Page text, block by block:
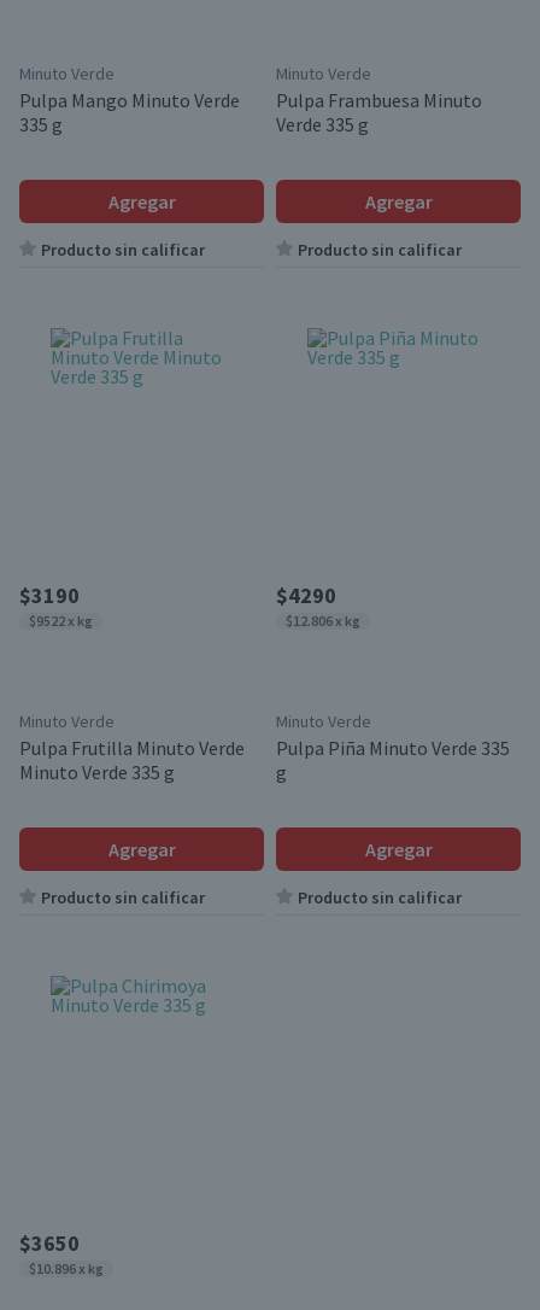
Minuto Verde
Pulpa Mango Minuto Verde
335 g
Agregar
Producto sin calificar
Minuto Verde
Pulpa Frambuesa Minuto
Verde 335 g
Agregar
Producto sin calificar
$3190
$9522 x kg
Minuto Verde
Pulpa Frutilla Minuto Verde
Minuto Verde 335 g
Agregar
Producto sin calificar
$4290
$12.806 x kg
Minuto Verde
Pulpa Piña Minuto Verde 335
g
Agregar
Producto sin calificar
$3650
$10.896 x kg